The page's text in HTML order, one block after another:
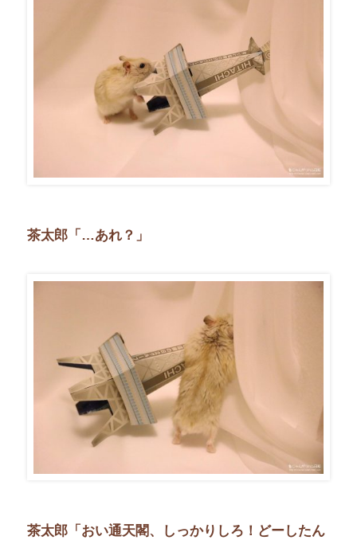
茶太郎「…あれ？」
茶太郎「おい通天閣、しっかりしろ！どーしたん